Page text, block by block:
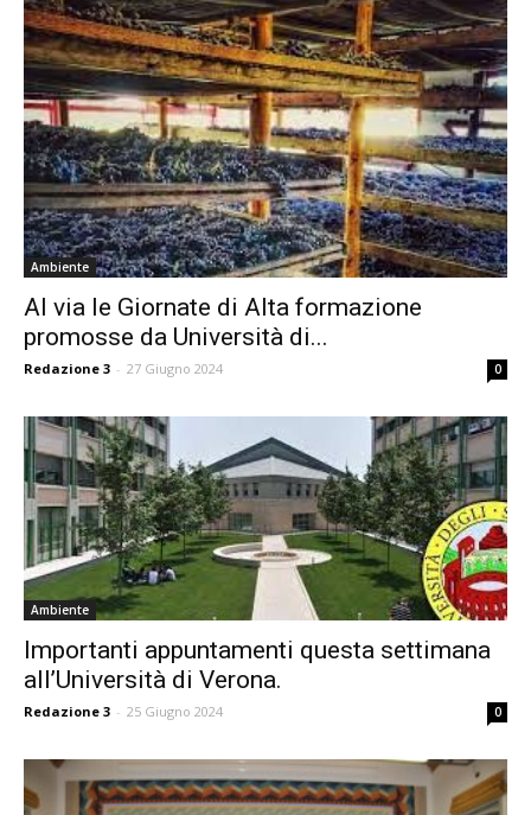
Ambiente
Al via le Giornate di Alta formazione
promosse da Università di...
Redazione 3 - 27 Giugno 2024 0
Ambiente
Importanti appuntamenti questa settimana
all’Università di Verona.
Redazione 3 - 25 Giugno 2024 0